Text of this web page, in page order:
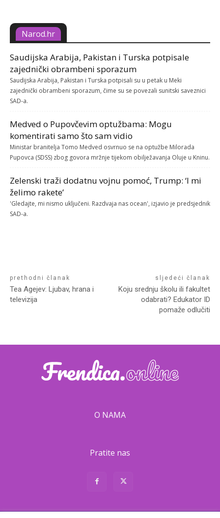
Narod.hr
Saudijska Arabija, Pakistan i Turska potpisale
zajednički obrambeni sporazum
Saudijska Arabija, Pakistan i Turska potpisali su u petak u Meki
zajednički obrambeni sporazum, čime su se povezali sunitski saveznici
SAD-a.
Medved o Pupovčevim optužbama: Mogu
komentirati samo što sam vidio
Ministar branitelja Tomo Medved osvrnuo se na optužbe Milorada
Pupovca (SDSS) zbog govora mržnje tijekom obilježavanja Oluje u Kninu.
Zelenski traži dodatnu vojnu pomoć, Trump: ‘I mi
želimo rakete’
'Gledajte, mi nismo uključeni. Razdvaja nas ocean', izjavio je predsjednik
SAD-a.
prethodni članak
Tea Agejev: Ljubav, hrana i
televizija
sljedeći članak
Koju srednju školu ili fakultet
odabrati? Edukator ID
pomaže odlučiti
O NAMA
Pratite nas